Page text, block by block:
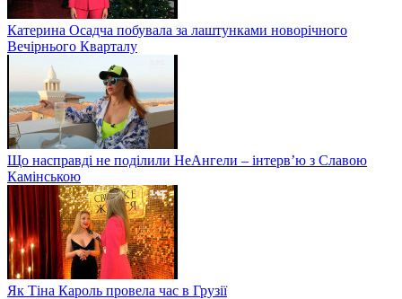
Катерина Осадча побувала за лаштунками новорічного
Вечірнього Кварталу
Що насправді не поділили НеАнгели – інтерв’ю з Славою
Камінською
Як Тіна Кароль провела час в Грузії